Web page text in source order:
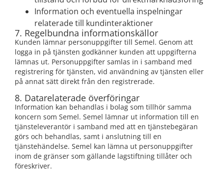
Information och eventuella inspelningar
relaterade till kundinteraktioner
7. Regelbundna informationskällor
Kunden lämnar personuppgifter till Semel. Genom att
logga in på tjänsten godkänner kunden att uppgifterna
lämnas ut. Personuppgifter samlas in i samband med
registrering för tjänsten, vid användning av tjänsten eller
på annat sätt direkt från den registrerade.
8. Datarelaterade överföringar
Information kan behandlas i bolag som tillhör samma
koncern som Semel. Semel lämnar ut information till en
tjänsteleverantör i samband med att en tjänstebegäran
görs och behandlas, samt i anslutning till en
tjänstehändelse. Semel kan lämna ut personuppgifter
inom de gränser som gällande lagstiftning tillåter och
föreskriver.